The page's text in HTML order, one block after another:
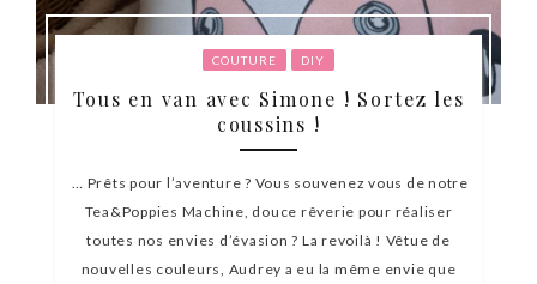
COUTURE DIY
Tous en van avec Simone ! Sortez les
coussins !
… Prêts pour l’aventure ? Vous souvenez vous de notre
Tea&Poppies Machine, douce rêverie pour réaliser
toutes nos envies d’évasion ? La revoilà ! Vêtue de
nouvelles couleurs, Audrey a eu la même envie que